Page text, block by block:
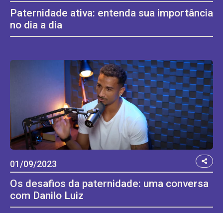
Paternidade ativa: entenda sua importância
no dia a dia
01/09/2023
Os desafios da paternidade: uma conversa
com Danilo Luiz